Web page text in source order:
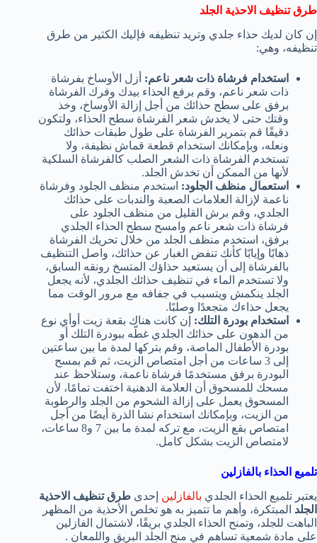
طرق تنظيف الاحذية الجلد
إن كان لديك حذاء جلدي وتريد تنظيفه فإليك الكثير من طرق
تنظيفه، وهي:
استخدام فرشاة ذات شعر ناعم: أزل الأوساخ بفرشاة
ذات شعر ناعم، وقم برفع الحذاء بيدك وفرك الفرشاة
برفق على سطح حذائك من أجل إزالة الأوساخ، وخذ
وقتك حتى لا يخدش شعر الفرشاة سطح الحذاء، ولتكون
دقيقًا قم بتمرير الفرشاة على طول طبقات حذائك
ونعله، وبإمكانك استخدام قطعة قماش نظيفة، ولا
تستخدم الفرشاة ذات الشعر الصلب كالفرشاة السلكية
لأنها من الممكن أن تخدش الجلد.
استعمال منظف الجلود: استخدم منظف الجلود وفرشاة
ناعمة لإزالة العلامات الصعبة والندبات على حذائك
الجلدي، وقم برش القليل من منظف الجلود على
فرشاة ذات شعر ناعم وامسح سطح الحذاء الجلدي
برفق، استخدم منظف الجلد من خلال تحريك الفرشاة
ذهابًا وإيابًا كأنك تنفض الغبار عن حذائك، واصل التنظيف
بالفرشاة إلى أن يستعيد حذاؤك المتسخ رونقه السابق،
ولا تستخدم الماء في تنظيف حذائك الجلدي، لأنه يجعل
الجلد ينكمش ويتسبب في جفافه مع مرور الوقت مما
يجعل حذاءك متجعدًا وصلبًا.
استخدام بودرة التلك: إن كانت هناك بقعة زيت أوأي نوع
من الدهون على حذائك الجلدي غطّه ببودرة التلك أو
بودرة الأطفال الماصة، وقم بتركها لمدة ما بين ساعتين
إلى 3 ساعات من أجل امتصاص الزيت، ثم قم بمسح
البودرة برفق مستخدمًا فرشاة ناعمة، وستلاحظ عند
مسحك للمسحوق أن العلامة الدهنية اختفت تمامًا، لأن
المسحوق يعمل على إزالة الشحوم من الجلد والرطوبة
من الزيت، وبإمكانك استخدام نشا الذرة أيضًا من أجل
امتصاص بقع الزيت، مع تركه لمدة ما بين 7 و8 ساعات،
لامتصاص الزيت بشكل كامل.
تلميع الحذاء بالفازلين
يعتبر تلميع الحذاء الجلدي بالفازلين إحدى طرق تنظيف الاحذية
الجلد المبتكرة، وأهم ما تتميز به هو تخلص الأحذية من المظهر
الباهت للجلد، وتمنح الحذاء الجلدي بريقًا، لاشتمال الفازلين
على مادة شمعية تساهم في منح الجلد البريق واللمعان .